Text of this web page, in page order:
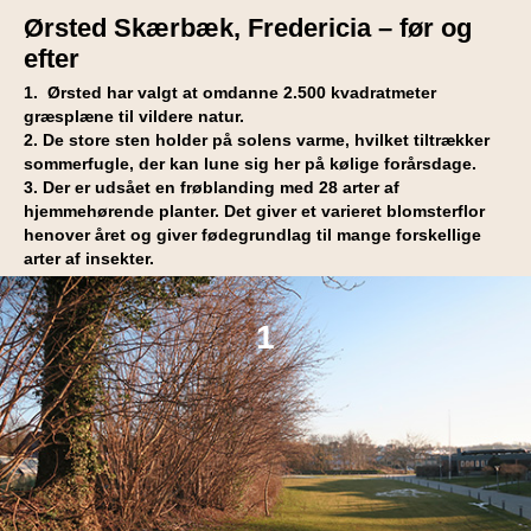
Ørsted Skærbæk, Fredericia – før og
efter
1. Ørsted har valgt at omdanne 2.500 kvadratmeter
græsplæne til vildere natur.
2. De store sten holder på solens varme, hvilket tiltrækker
sommerfugle, der kan lune sig her på kølige forårsdage.
3. Der er udsået en frøblanding med 28 arter af
hjemmehørende planter. Det giver et varieret blomsterflor
henover året og giver fødegrundlag til mange forskellige
arter af insekter.
1